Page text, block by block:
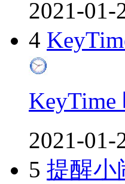
2021-01-
4
2021-01-
5 提醒小